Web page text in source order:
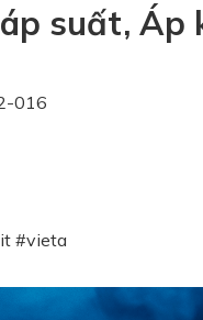
suất, Áp
016
#vieta